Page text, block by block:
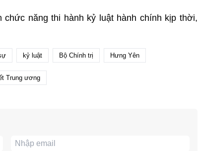
năng thi hành kỷ luật hành chính kịp thời,
kỷ luật Bộ Chính trị Hưng Yên
Trung ương